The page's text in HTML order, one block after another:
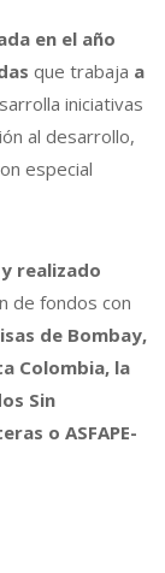
en el año
que trabaja a
iniciativas
al desarrollo,
especial
realizado
de fondos con
de Bombay,
Colombia, la
Sin
o ASFAPE-